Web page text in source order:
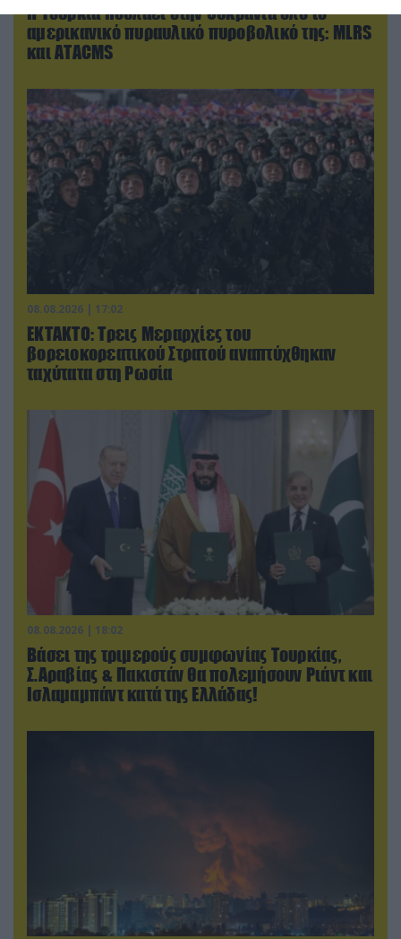
Η Τουρκία πουλάει στην Ουκρανία όλο το
αμερικανικό πυραυλικό πυροβολικό της: MLRS
και ΑΤΑCMS
08.08.2026 | 17:02
ΕΚΤΑΚΤΟ: Τρεις Μεραρχίες του
βορειοκορεατικού Στρατού αναπτύχθηκαν
ταχύτατα στη Ρωσία
08.08.2026 | 18:02
Βάσει της τριμερούς συμφωνίας Τουρκίας,
Σ.Αραβίας & Πακιστάν θα πολεμήσουν Ριάντ και
Ισλαμαμπάντ κατά της Ελλάδας!